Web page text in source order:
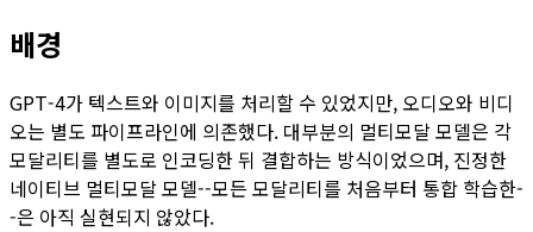
배경
GPT-4가 텍스트와 이미지를 처리할 수 있었지만, 오디오와 비디
오는 별도 파이프라인에 의존했다. 대부분의 멀티모달 모델은 각
모달리티를 별도로 인코딩한 뒤 결합하는 방식이었으며, 진정한
네이티브 멀티모달 모델--모든 모달리티를 처음부터 통합 학습한-
-은 아직 실현되지 않았다.